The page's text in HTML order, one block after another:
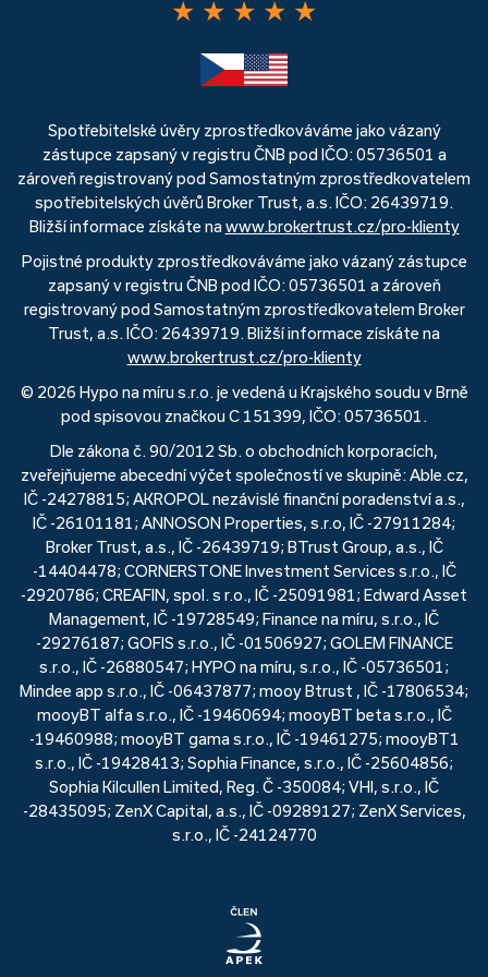
★ ★ ★ ★ ★
Spotřebitelské úvěry zprostředkováváme jako vázaný
zástupce zapsaný v registru ČNB pod IČO: 05736501 a
zároveň registrovaný pod Samostatným zprostředkovatelem
spotřebitelských úvěrů Broker Trust, a.s. IČO: 26439719.
Bližší informace získáte na www.brokertrust.cz/pro-klienty
Pojistné produkty zprostředkováváme jako vázaný zástupce
zapsaný v registru ČNB pod IČO: 05736501 a zároveň
registrovaný pod Samostatným zprostředkovatelem Broker
Trust, a.s. IČO: 26439719. Bližší informace získáte na
www.brokertrust.cz/pro-klienty
© 2026 Hypo na míru s.r.o. je vedená u Krajského soudu v Brně
pod spisovou značkou C 151399, IČO: 05736501.
Dle zákona č. 90/2012 Sb. o obchodních korporacích,
zveřejňujeme abecední výčet společností ve skupině: Able.cz,
IČ -24278815; AKROPOL nezávislé finanční poradenství a.s.,
IČ -26101181; ANNOSON Properties, s.r.o, IČ -27911284;
Broker Trust, a.s., IČ -26439719; BTrust Group, a.s., IČ
-14404478; CORNERSTONE Investment Services s.r.o., IČ
-2920786; CREAFIN, spol. s r.o., IČ -25091981; Edward Asset
Management, IČ -19728549; Finance na míru, s.r.o., IČ
-29276187; GOFIS s.r.o., IČ -01506927; GOLEM FINANCE
s.r.o., IČ -26880547; HYPO na míru, s.r.o., IČ -05736501;
Mindee app s.r.o., IČ -06437877; mooy Btrust , IČ -17806534;
mooyBT alfa s.r.o., IČ -19460694; mooyBT beta s.r.o., IČ
-19460988; mooyBT gama s.r.o., IČ -19461275; mooyBT1
s.r.o., IČ -19428413; Sophia Finance, s.r.o., IČ -25604856;
Sophia Kilcullen Limited, Reg. Č -350084; VHI, s.r.o., IČ
-28435095; ZenX Capital, a.s., IČ -09289127; ZenX Services,
s.r.o., IČ -24124770